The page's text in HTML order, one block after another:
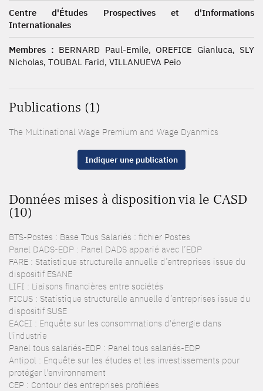
Centre d'Études Prospectives et d'Informations
Internationales
Membres : BERNARD Paul-Emile, OREFICE Gianluca, SLY
Nicholas, TOUBAL Farid, VILLANUEVA Peio
Publications (1)
The Multinational Wage Premium and Wage Dyanmics
Indiquer une publication
Données mises à disposition via le CASD
(10)
BTS-Postes : Base Tous Salariés : fichier Postes
Panel DADS-EDP : Panel DADS apparié avec l’EDP
FARE : Statistique structurelle annuelle d’entreprises issue du
dispositif ESANE
LIFI : Liaisons financières entre sociétés
FICUS : Statistique structurelle annuelle d’entreprises issue du
dispositif SUSE
EACEI : Enquête sur les consommations d'énergie dans
l'industrie
Panel tous salariés-EDP : Panel tous salariés-EDP
Antipol : Enquête sur les études et les investissements pour
protéger l'environnement
CEP : Contour des entreprises profilées